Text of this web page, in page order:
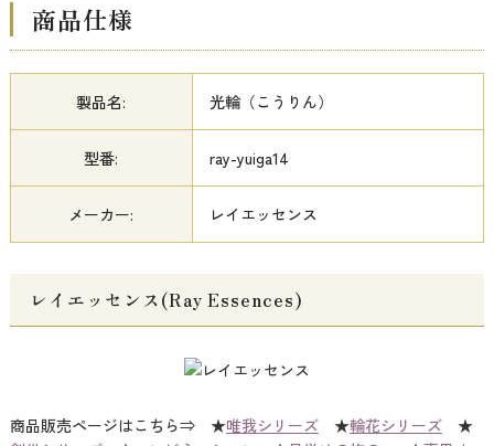
商品仕様
製品名: 光輪（こうりん）
型番: ray-yuiga14
メーカー: レイエッセンス
レイエッセンス(Ray Essences)
商品販売ページはこちら⇒ ★唯我シリーズ★輪花シリーズ★